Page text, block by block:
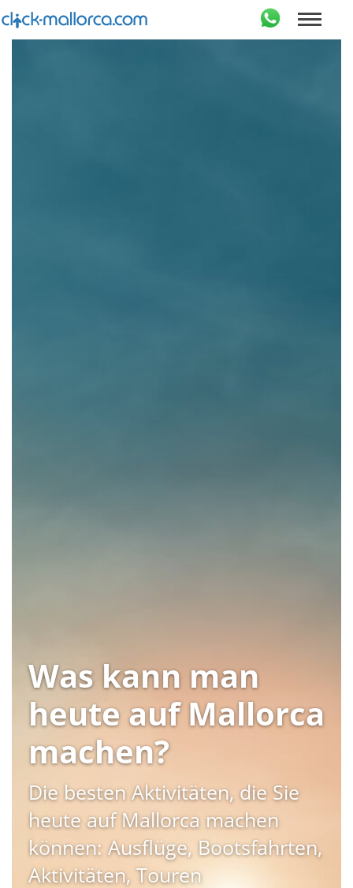
Was kann man
heute auf Mallorca
machen?
Die besten Aktivitäten, die Sie
heute auf Mallorca machen
können: Ausflüge, Bootsfahrten,
Aktivitäten, Touren